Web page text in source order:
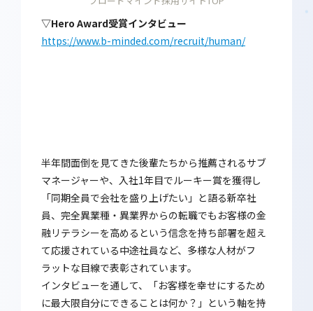
▽Hero Award受賞インタビュー
https://www.b-minded.com/recruit/human/
半年間面倒を見てきた後輩たちから推薦されるサブ
マネージャーや、入社1年目でルーキー賞を獲得し
「同期全員で会社を盛り上げたい」と語る新卒社
員、完全異業種・異業界からの転職でもお客様の金
融リテラシーを高めるという信念を持ち部署を超え
て応援されている中途社員など、多様な人材がフ
ラットな目線で表彰されています。
インタビューを通して、「お客様を幸せにするため
に最大限自分にできることは何か？」という軸を持